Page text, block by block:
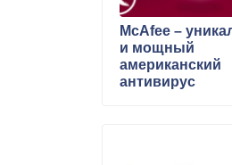
McAfee –
и мощный
американский
антивирус